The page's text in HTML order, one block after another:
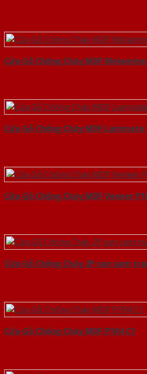
Cửa Gỗ Chống Cháy MDF Melamine
Cửa Gỗ Chống Cháy MDF
Cửa Gỗ Chống Cháy MDF Veneer
Cửa Gỗ Chống Cháy 2P son xam
Cửa Gỗ Chống Cháy MDF P1R4 C1